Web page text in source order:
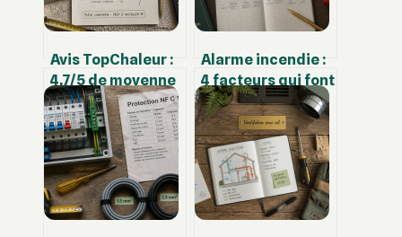
Avis TopChaleur :
4,7/5 de moyenne
et 3 points de
vigilance avant
votre commande
Alarme incendie :
4 facteurs qui font
varier votre devis
du simple au
double